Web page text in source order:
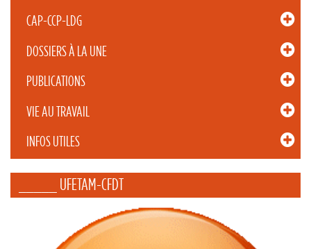
CAP-CCP-LDG
DOSSIERS À LA UNE
PUBLICATIONS
VIE AU TRAVAIL
INFOS UTILES
_____ UFETAM-CFDT